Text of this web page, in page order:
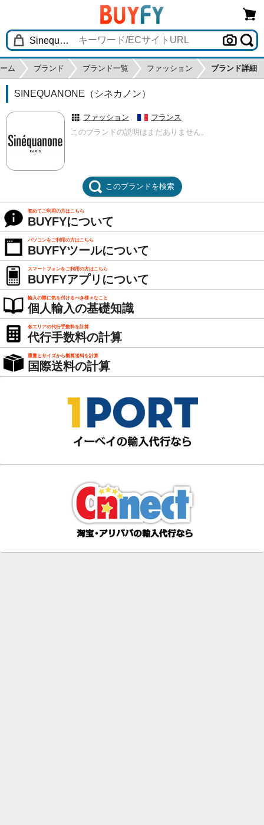
ム ブランド ブランド一覧 ファッション ブランド詳細
SINEQUANONE（シネカノン）
ファッション
フランス
このブランドの説明はまだありません。
このブランドを検索
初めてご利用の方はこちら
BUYFYについて
パソコンをご利用の方はこちら
BUYFYツールについて
スマートフォンをご利用の方はこちら
BUYFYアプリについて
輸入の際に気を付けるべき様々なこと
個人輸入の基礎知識
各エリアの代行手数料を計算
代行手数料の計算
重量とサイズから概算送料を計算
国際送料の計算